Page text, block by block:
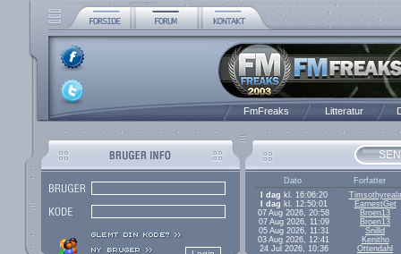
FmFreaks Litteratur
Dato
Forfatter
I dag kl. 16:06:20
Timsothyreala
I dag kl. 12:50:01
EarnestGet
07 Aug 2026, 20:58
Broen13
07 Aug 2026, 11:09
Broen13
05 Aug 2026, 11:31
Snilld
03 Aug 2026, 12:41
Kenitho
24 Jul 2026, 10:36
Ottendahl